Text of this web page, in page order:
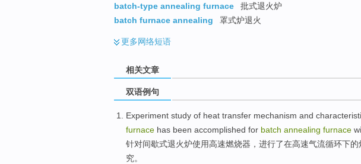
batch-type annealing furnace
批式退火炉
batch furnace annealing
罩式炉退火
更多网络短语
相关文章
双语例句
Experiment study of heat transfer mechanism and
furnace has been accomplished for batch annealing furnace
针对间歇式退火炉使用高速燃烧器 ，进行了在高速气流循环下的
究。